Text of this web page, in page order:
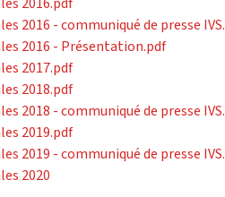
2016 - communiqué de presse
2016 - Présentation.pdf
2017.pdf
2018.pdf
2018 - communiqué de presse
2019.pdf
2019 - communiqué de presse
2020